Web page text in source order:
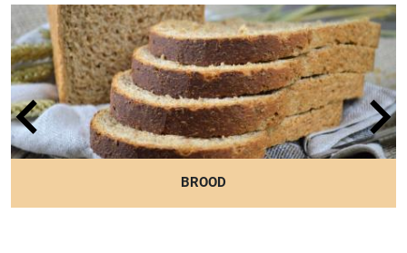
Conserveermiddel(E202 (kaliumsorbaat)),
Plantaardig Vet(palm), Draagstof(E422 (glycerol)),
rode bietensap, Stabilisator(E407 (carrageen)),
Verdikkingsmiddel(E461 (methylcellulose)),
Zuurteregelaar(E525 (kaliumhydroxide))
BROOD